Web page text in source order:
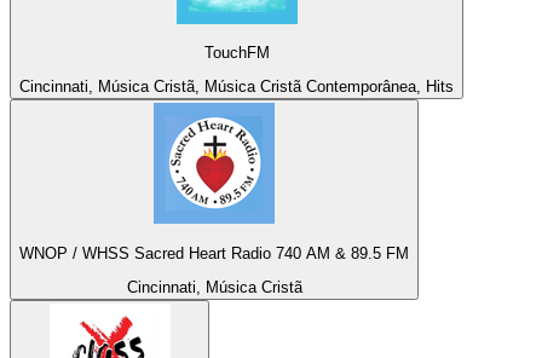
TouchFM
Cincinnati, Música Cristã, Música Cristã Contemporânea, Hits
WNOP / WHSS Sacred Heart Radio 740 AM & 89.5 FM
Cincinnati, Música Cristã